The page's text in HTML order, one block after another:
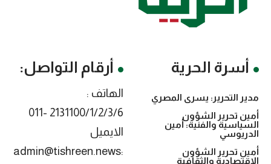
أسرة الحرية
مدير التحرير: يسرى المصري
أمين تحرير الشؤون
السياسية والفنية: أمين
الدريوسي
أمين تحرير الشؤون
الاقتصادية والثقافية
أرقام التواصل:
الهاتف :
2131100/1/2/3/6 -011
الايميل
:admin@tishreen.news